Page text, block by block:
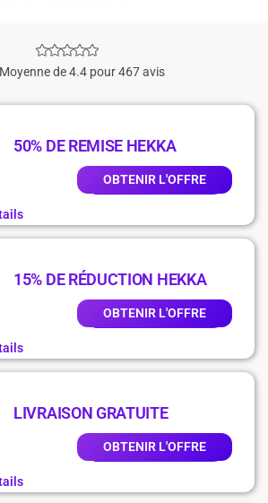
de 4.4 pour 467 avis
50% DE REMISE HEKKA
OBTENIR L'OFFRE
15% DE RÉDUCTION HEKKA
OBTENIR L'OFFRE
LIVRAISON GRATUITE
OBTENIR L'OFFRE